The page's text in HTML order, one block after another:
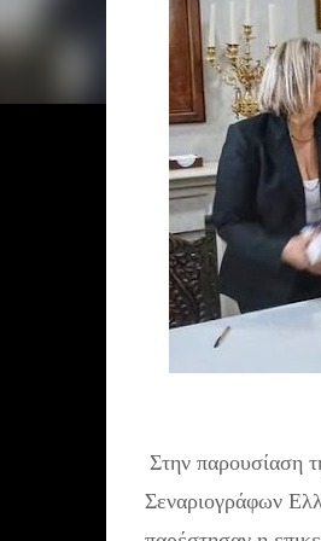
Στην παρουσίαση
Σεναριογράφων